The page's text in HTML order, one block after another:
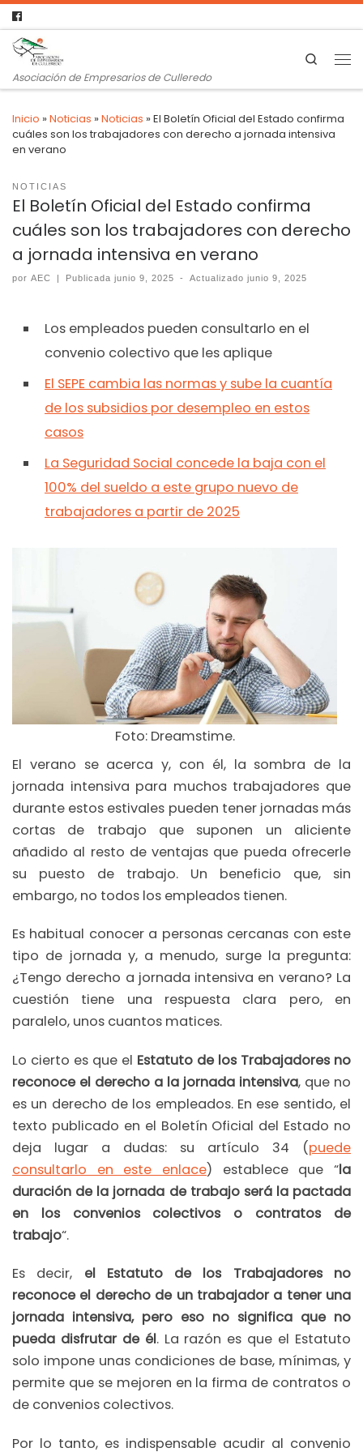
Asociación de Empresarios de Culleredo
Search
Inicio »Noticias »Noticias »El Boletín Oficial del Estado confirma
cuáles son los trabajadores con derecho a jornada intensiva
en verano
NOTICIAS
El Boletín Oficial del Estado confirma
cuáles son los trabajadores con derecho
a jornada intensiva en verano
por AEC | Publicadajunio 9, 2025 - Actualizadojunio 9, 2025
Los empleados pueden consultarlo en el
convenio colectivo que les aplique
El SEPE cambia las normas y sube la cuantía
de los subsidios por desempleo en estos
casos
La Seguridad Social concede la baja con el
100% del sueldo a este grupo nuevo de
trabajadores a partir de 2025
Foto: Dreamstime.
El verano se acerca y, con él, la sombra de la
jornada intensiva para muchos trabajadores que
durante estos estivales pueden tener jornadas más
cortas de trabajo que suponen un aliciente
añadido al resto de ventajas que pueda ofrecerle
su puesto de trabajo. Un beneficio que, sin
embargo, no todos los empleados tienen.
Es habitual conocer a personas cercanas con este
tipo de jornada y, a menudo, surge la pregunta:
¿Tengo derecho a jornada intensiva en verano? La
cuestión tiene una respuesta clara pero, en
paralelo, unos cuantos matices.
Lo cierto es que el Estatuto de los Trabajadores no
reconoce el derecho a la jornada intensiva, que no
es un derecho de los empleados. En ese sentido, el
texto publicado en el Boletín Oficial del Estado no
deja lugar a dudas: su artículo 34 (puede
consultarlo en este enlace) establece que “la
duración de la jornada de trabajo será la pactada
en los convenios colectivos o contratos de
trabajo“.
Es decir, el Estatuto de los Trabajadores no
reconoce el derecho de un trabajador a tener una
jornada intensiva, pero eso no significa que no
pueda disfrutar de él. La razón es que el Estatuto
solo impone unas condiciones de base, mínimas, y
permite que se mejoren en la firma de contratos o
de convenios colectivos.
Por lo tanto, es indispensable acudir al convenio